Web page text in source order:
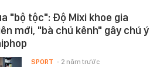
"bộ tộc": Độ Mixi khoe gia
mới, "bà chủ kênh" gây chú ý
SPORT - 2 năm trước